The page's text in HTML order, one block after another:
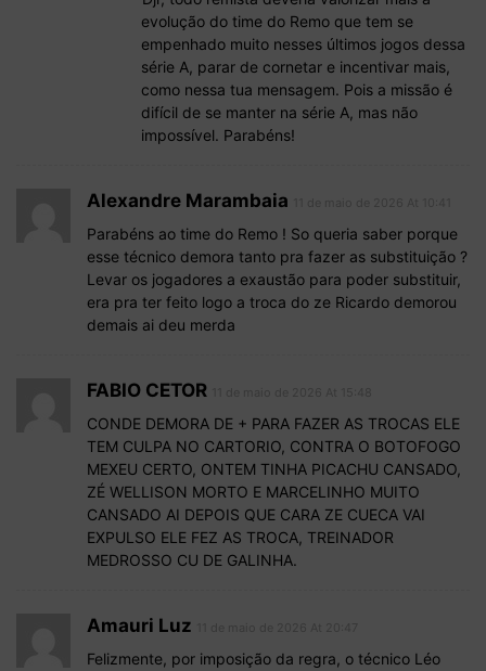
evolução do time do Remo que tem se
empenhado muito nesses últimos jogos dessa
série A, parar de cornetar e incentivar mais,
como nessa tua mensagem. Pois a missão é
difícil de se manter na série A, mas não
impossível. Parabéns!
Alexandre Marambaia
Parabéns ao time do Remo ! So queria saber porque
esse técnico demora tanto pra fazer as substituição ?
Levar os jogadores a exaustão para poder substituir,
era pra ter feito logo a troca do ze Ricardo demorou
demais ai deu merda
FABIO CETOR
CONDE DEMORA DE + PARA FAZER AS TROCAS ELE
TEM CULPA NO CARTORIO, CONTRA O BOTOFOGO
MEXEU CERTO, ONTEM TINHA PICACHU CANSADO,
ZÉ WELLISON MORTO E MARCELINHO MUITO
CANSADO AI DEPOIS QUE CARA ZE CUECA VAI
EXPULSO ELE FEZ AS TROCA, TREINADOR
MEDROSSO CU DE GALINHA.
Amauri Luz
Felizmente, por imposição da regra, o técnico Léo